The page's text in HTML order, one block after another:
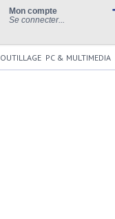
Mon compte
Se connecter...
OUTILLAGE PC & MULTIMEDIA